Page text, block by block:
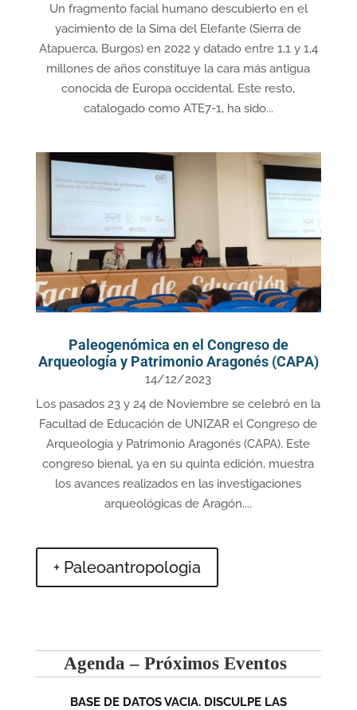
Un fragmento facial humano descubierto en el
yacimiento de la Sima del Elefante (Sierra de
Atapuerca, Burgos) en 2022 y datado entre 1,1 y 1,4
millones de años constituye la cara más antigua
conocida de Europa occidental. Este resto,
catalogado como ATE7-1, ha sido...
Paleogenómica en el Congreso de
Arqueología y Patrimonio Aragonés (CAPA)
14/12/2023
Los pasados 23 y 24 de Noviembre se celebró en la
Facultad de Educación de UNIZAR el Congreso de
Arqueología y Patrimonio Aragonés (CAPA). Este
congreso bienal, ya en su quinta edición, muestra
los avances realizados en las investigaciones
arqueológicas de Aragón....
+ Paleoantropologia
Agenda – Próximos Eventos
BASE DE DATOS VACIA. DISCULPE LAS